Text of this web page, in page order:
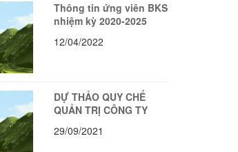
Thông tin ứng viên BKS
nhiệm kỳ 2020-2025
12/04/2022
DỰ THẢO QUY CHẾ
QUẢN TRỊ CÔNG TY
29/09/2021